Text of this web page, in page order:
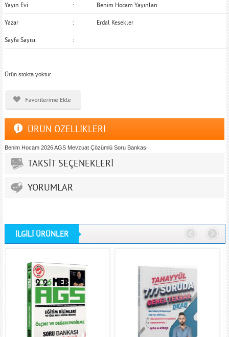
Yayın Evi Benim Hocam Yayınları
Yazar Erdal Kesekler
Sayfa Sayısı
Ürün stokta yoktur
ÜRÜN ÖZELLİKLERİ
Benim Hocam 2026 AGS Mevzuat Çözümlü Soru Bankası
TAKSİT SEÇENEKLERİ
YORUMLAR
İLGİLİ ÜRÜNLER